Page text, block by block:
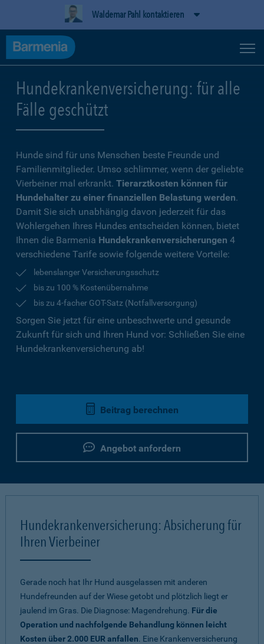
Waldemar Pahl kontaktieren
Hundekrankenversicherung: für alle
Fälle geschützt
Hunde sind für uns Menschen beste Freunde und
Familienmitglieder. Umso schlimmer, wenn der geliebte
Vierbeiner mal erkrankt. Tierarztkosten können für
Hundehalter zu einer finanziellen Belastung werden.
Damit Sie sich unabhängig davon jederzeit für das
Wohlergehen Ihres Hundes entscheiden können, bietet
Ihnen die Barmenia Hundekrankenversicherungen 4
verschiedene Tarife sowie folgende weitere Vorteile:
lebenslanger Versicherungsschutz
bis zu 100 % Kostenübernahme
bis zu 4-facher GOT-Satz (Notfallversorgung)
Sorgen Sie jetzt für eine unbeschwerte und gesunde
Zukunft für sich und Ihren Hund vor: Schließen Sie eine
Hundekrankenversicherung ab!
Beitrag berechnen
Angebot anfordern
Hundekrankenversicherung: Absicherung für
Ihren Vierbeiner
Gerade noch hat Ihr Hund ausgelassen mit anderen
Hundefreunden auf der Wiese getobt und plötzlich liegt er
jaulend im Gras. Die Diagnose: Magendrehung. Für die
Operation und nachfolgende Behandlung können leicht
Kosten über 2.000 EUR anfallen. Eine Krankenversicherung